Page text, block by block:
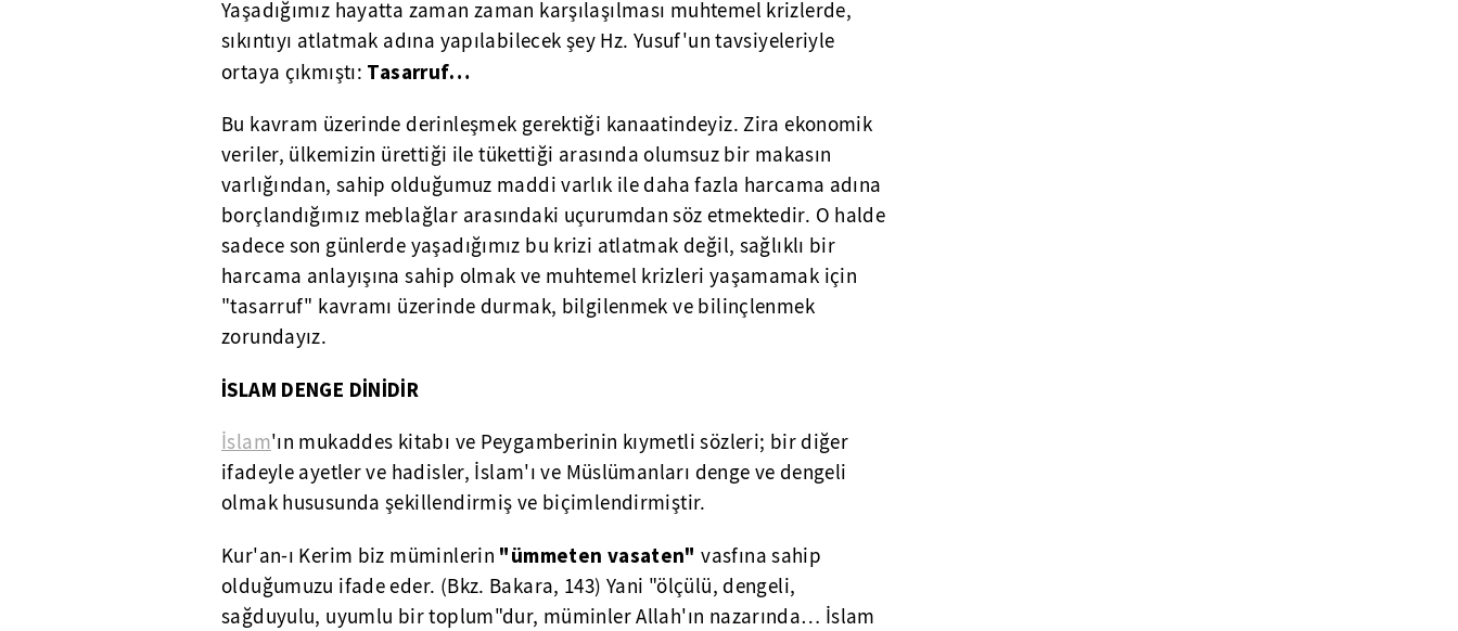
Yaşadığımız hayatta zaman zaman karşılaşılması muhtemel krizlerde,
sıkıntıyı atlatmak adına yapılabilecek şey Hz. Yusuf'un tavsiyeleriyle
ortaya çıkmıştı: Tasarruf…
Bu kavram üzerinde derinleşmek gerektiği kanaatindeyiz. Zira ekonomik
veriler, ülkemizin ürettiği ile tükettiği arasında olumsuz bir makasın
varlığından, sahip olduğumuz maddi varlık ile daha fazla harcama adına
borçlandığımız meblağlar arasındaki uçurumdan söz etmektedir. O halde
sadece son günlerde yaşadığımız bu krizi atlatmak değil, sağlıklı bir
harcama anlayışına sahip olmak ve muhtemel krizleri yaşamamak için
"tasarruf" kavramı üzerinde durmak, bilgilenmek ve bilinçlenmek
zorundayız.
İSLAM DENGE DİNİDİR
İslam'ın mukaddes kitabı ve Peygamberinin kıymetli sözleri; bir diğer
ifadeyle ayetler ve hadisler, İslam'ı ve Müslümanları denge ve dengeli
olmak hususunda şekillendirmiş ve biçimlendirmiştir.
Kur'an-ı Kerim biz müminlerin "ümmeten vasaten"vasfına sahip
olduğumuzu ifade eder. (Bkz. Bakara, 143) Yani "ölçülü, dengeli,
sağduyulu, uyumlu bir toplum"dur, müminler Allah'ın nazarında… İslam